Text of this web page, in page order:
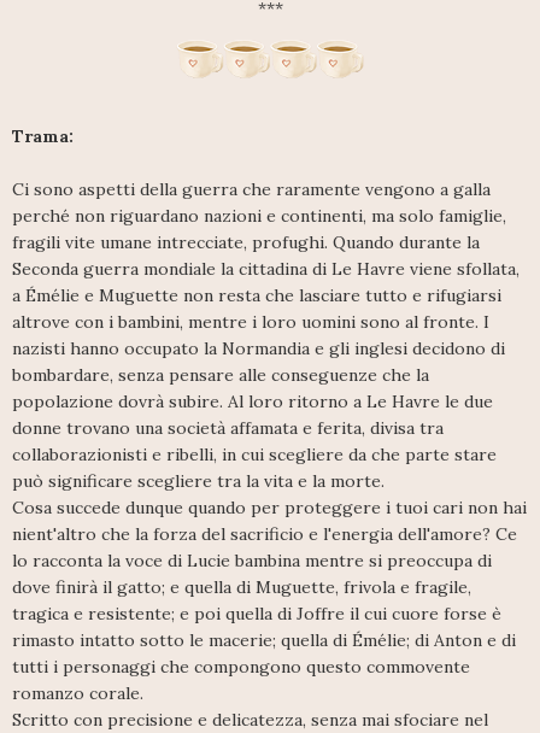
***
Trama:
Ci sono aspetti della guerra che raramente vengono a galla
perché non riguardano nazioni e continenti, ma solo famiglie,
fragili vite umane intrecciate, profughi. Quando durante la
Seconda guerra mondiale la cittadina di Le Havre viene sfollata,
a Émélie e Muguette non resta che lasciare tutto e rifugiarsi
altrove con i bambini, mentre i loro uomini sono al fronte. I
nazisti hanno occupato la Normandia e gli inglesi decidono di
bombardare, senza pensare alle conseguenze che la
popolazione dovrà subire. Al loro ritorno a Le Havre le due
donne trovano una società affamata e ferita, divisa tra
collaborazionisti e ribelli, in cui scegliere da che parte stare
può significare scegliere tra la vita e la morte.
Cosa succede dunque quando per proteggere i tuoi cari non hai
nient'altro che la forza del sacrificio e l'energia dell'amore? Ce
lo racconta la voce di Lucie bambina mentre si preoccupa di
dove finirà il gatto; e quella di Muguette, frivola e fragile,
tragica e resistente; e poi quella di Joffre il cui cuore forse è
rimasto intatto sotto le macerie; quella di Émélie; di Anton e di
tutti i personaggi che compongono questo commovente
romanzo corale.
Scritto con precisione e delicatezza, senza mai sfociare nel